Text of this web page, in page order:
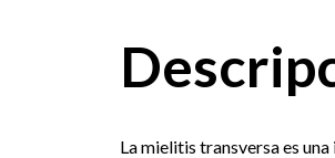
La mielitis transversa es